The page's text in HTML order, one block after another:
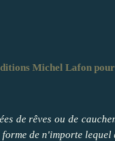
Michel Lafon
de rêves ou de
de n'importe lequel